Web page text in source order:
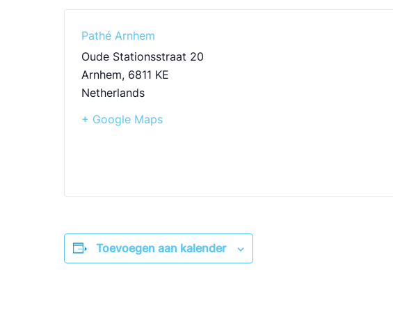
Pathé Arnhem
Oude Stationsstraat 20
Arnhem, 6811 KE
Netherlands
+ Google Maps
Toevoegen aan kalender